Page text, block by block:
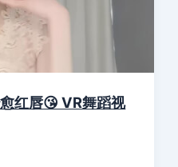
红唇😘 VR舞蹈视